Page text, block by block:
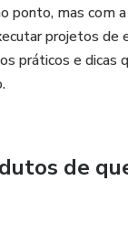
ponto, mas com
projetos de
práticos e dicas
de